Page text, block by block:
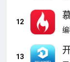
12
13